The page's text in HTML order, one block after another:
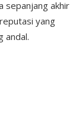
sepanjang akhir
yang
andal.